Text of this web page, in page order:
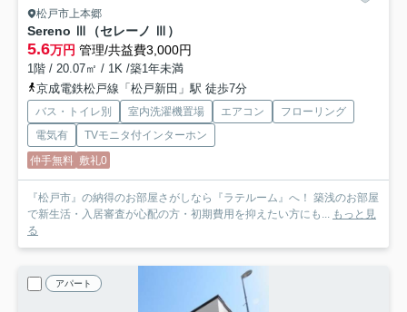
松戸市上本郷
Sereno Ⅲ（セレーノ Ⅲ）
5.6万円 管理/共益費3,000円
1階 / 20.07㎡ / 1K /築1年未満
京成電鉄松戸線「松戸新田」駅 徒歩7分
バス・トイレ別 室内洗濯機置場 エアコン
フローリング
電気有
TVモニタ付インターホン
仲手無料 敷礼0
『松戸市』の納得のお部屋さがしなら『ラテルーム』へ！ 築浅のお部屋
で新生活・入居審査が心配の方・初期費用を抑えたい方にも... もっと見
る
アパート